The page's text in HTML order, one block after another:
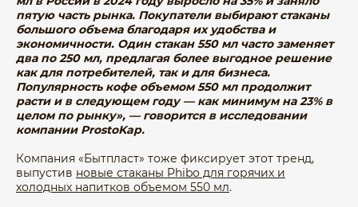
пятую часть рынка. Покупатели выбирают стаканы
большого объема благодаря их удобства и
экономичности. Один стакан 550 мл часто заменяет
два по 250 мл, предлагая более выгодное решение
как для потребителей, так и для бизнеса.
Популярность кофе объемом 550 мл продолжит
расти и в следующем году — как минимум на 23% в
целом по рынку», — говорится в исследовании
компании ProstoKap.
Компания «Бытпласт» тоже фиксирует этот тренд,
выпустив новые стаканы Phibo для горячих и
холодных напитков объемом 550 мл.